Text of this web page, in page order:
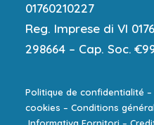
01760210227
Reg. Imprese di VI
298664 – Cap. Soc.
Politique de confidentialité –
cookies – Conditions